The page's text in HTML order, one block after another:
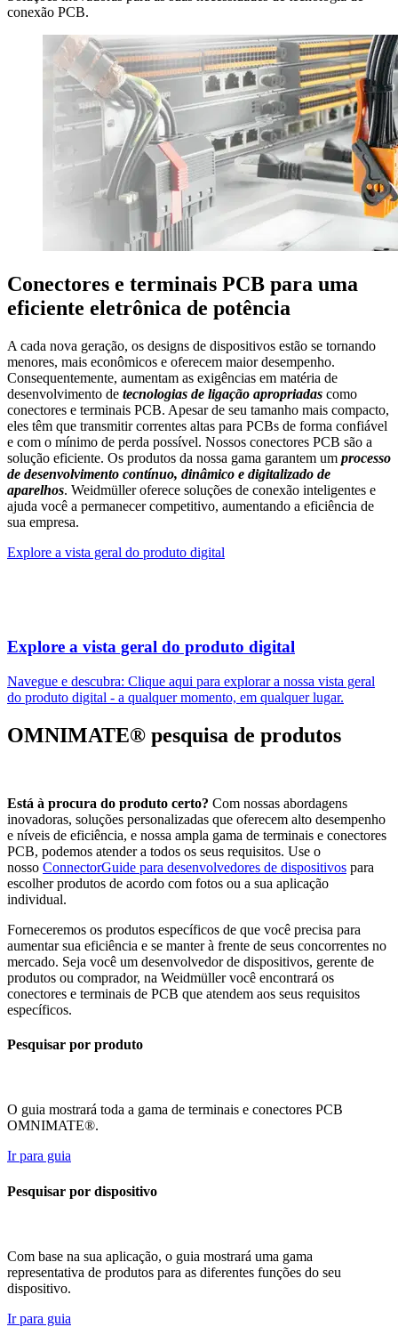
conexão PCB.
Conectores e terminais PCB para uma
eficiente eletrônica de potência
A cada nova geração, os designs de dispositivos estão se tornando
menores, mais econômicos e oferecem maior desempenho.
Consequentemente, aumentam as exigências em matéria de
desenvolvimento de tecnologias de ligação apropriadas como
conectores e terminais PCB. Apesar de seu tamanho mais compacto,
eles têm que transmitir correntes altas para PCBs de forma confiável
e com o mínimo de perda possível. Nossos conectores PCB são a
solução eficiente. Os produtos da nossa gama garantem um processo
de desenvolvimento contínuo, dinâmico e digitalizado de
aparelhos. Weidmüller oferece soluções de conexão inteligentes e
ajuda você a permanecer competitivo, aumentando a eficiência de
sua empresa.
Explore a vista geral do produto digital
Explore a vista geral do produto digital
Navegue e descubra: Clique aqui para explorar a nossa vista geral
do produto digital - a qualquer momento, em qualquer lugar.
OMNIMATE® pesquisa de produtos
Está à procura do produto certo? Com nossas abordagens
inovadoras, soluções personalizadas que oferecem alto desempenho
e níveis de eficiência, e nossa ampla gama de terminais e conectores
PCB, podemos atender a todos os seus requisitos. Use o
nosso ConnectorGuide para desenvolvedores de dispositivos para
escolher produtos de acordo com fotos ou a sua aplicação
individual.
Forneceremos os produtos específicos de que você precisa para
aumentar sua eficiência e se manter à frente de seus concorrentes no
mercado. Seja você um desenvolvedor de dispositivos, gerente de
produtos ou comprador, na Weidmüller você encontrará os
conectores e terminais de PCB que atendem aos seus requisitos
específicos.
Pesquisar por produto
O guia mostrará toda a gama de terminais e conectores PCB
OMNIMATE®.
Ir para guia
Pesquisar por dispositivo
Com base na sua aplicação, o guia mostrará uma gama
representativa de produtos para as diferentes funções do seu
dispositivo.
Ir para guia